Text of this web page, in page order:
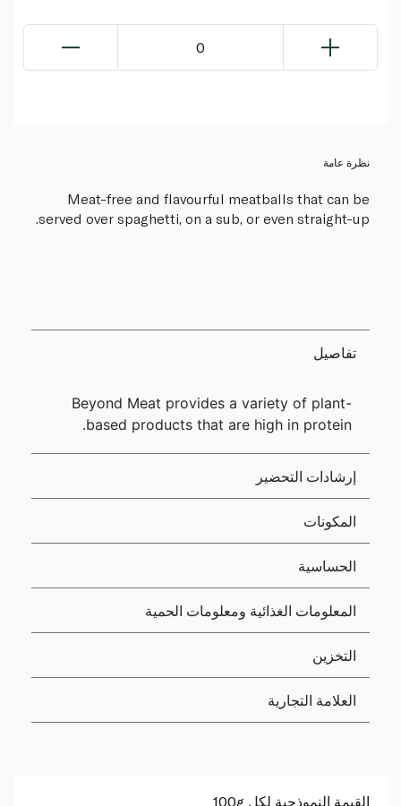
0
نظرة عامة
Meat-free and flavourful meatballs that can be
served over spaghetti, on a sub, or even straight-up.
تفاصيل
Beyond Meat provides a variety of plant-
based products that are high in protein.
إرشادات التحضير
المكونات
الحساسية
المعلومات الغذائية ومعلومات الحمية
التخزين
العلامة التجارية
القيمة النموذجية لكل 100g